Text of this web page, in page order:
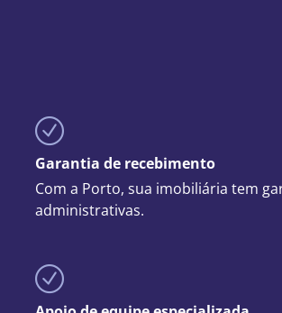
circlecheck
Garantia de recebimento
Com a Porto, sua imobiliária tem
administrativas.
circlecheck